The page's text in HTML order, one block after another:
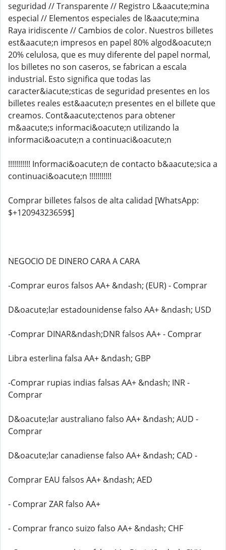
seguridad // Transparente // Registro L&aacute;mina
especial // Elementos especiales de l&aacute;mina
Raya iridiscente // Cambios de color. Nuestros billetes
est&aacute;n impresos en papel 80% algod&oacute;n
20% celulosa, que es muy diferente del papel normal,
los billetes no son caseros, se fabrican a escala
industrial. Esto significa que todas las
caracter&iacute;sticas de seguridad presentes en los
billetes reales est&aacute;n presentes en el billete que
creamos. Cont&aacute;ctenos para obtener
m&aacute;s informaci&oacute;n utilizando la
informaci&oacute;n a continuaci&oacute;n
!!!!!!!!!!! Informaci&oacute;n de contacto b&aacute;sica a
continuaci&oacute;n !!!!!!!!!!!
Comprar billetes falsos de alta calidad [WhatsApp:
$+12094323659$]
NEGOCIO DE DINERO CARA A CARA
-Comprar euros falsos AA+ &ndash; (EUR) - Comprar
D&oacute;lar estadounidense falso AA+ &ndash; USD
-Comprar DINAR&ndash;DNR falsos AA+ - Comprar
Libra esterlina falsa AA+ &ndash; GBP
-Comprar rupias indias falsas AA+ &ndash; INR -
Comprar
D&oacute;lar australiano falso AA+ &ndash; AUD -
Comprar
D&oacute;lar canadiense falso AA+ &ndash; CAD -
Comprar EAU falsos AA+ &ndash; AED
- Comprar ZAR falso AA+
- Comprar franco suizo falso AA+ &ndash; CHF